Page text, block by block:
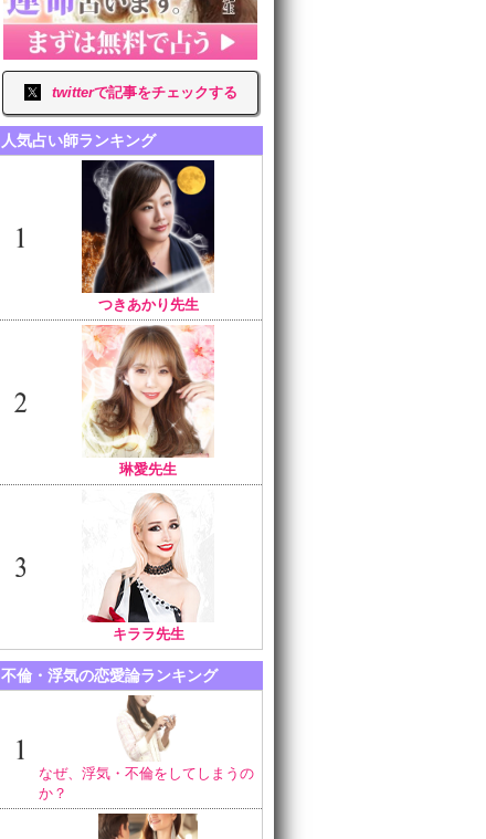
twitterで記事をチェックする
人気占い師ランキング
つきあかり先生
琳愛先生
キララ先生
不倫・浮気の恋愛論ランキング
なぜ、浮気・不倫をしてしまうの
か？